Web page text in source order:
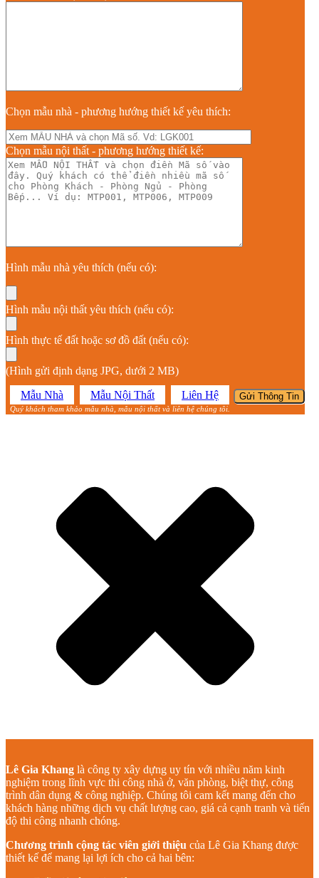
Chọn mẫu nhà - phương hướng thiết kế yêu thích:
Chọn mẫu nội thất - phương hướng thiết kế:
Hình mẫu nhà yêu thích (nếu có):
Hình mẫu nội thất yêu thích (nếu có):
Hình thực tế đất hoặc sơ đồ đất (nếu có):
(Hình gửi định dạng JPG, dưới 2 MB)
Mẫu Nhà
Mẫu Nội Thất Liên Hệ
Quý khách tham khảo mẫu nhà, mẫu nội thất và liên hệ chúng tôi.
Lê Gia Khang là công ty xây dựng uy tín với nhiều năm kinh
nghiệm trong lĩnh vực thi công nhà ở, văn phòng, biệt thự, công
trình dân dụng & công nghiệp. Chúng tôi cam kết mang đến cho
khách hàng những dịch vụ chất lượng cao, giá cả cạnh tranh và tiến
độ thi công nhanh chóng.
Chương trình cộng tác viên giới thiệu của Lê Gia Khang được
thiết kế để mang lại lợi ích cho cả hai bên: